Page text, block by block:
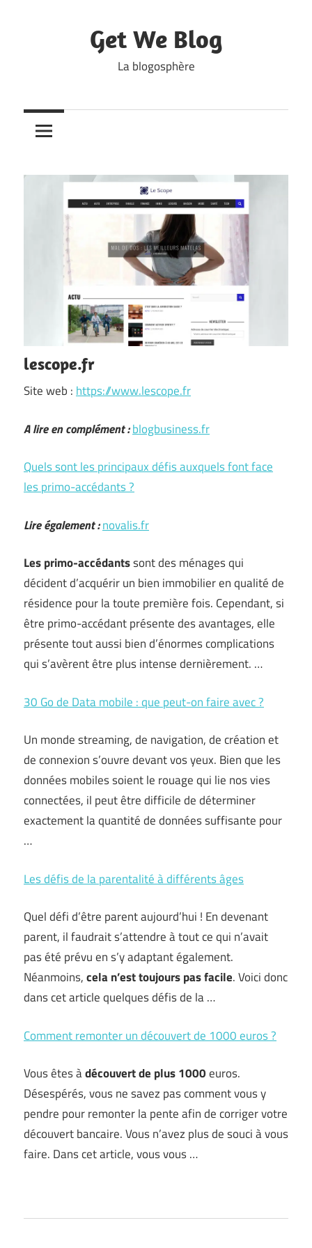
Get We Blog
La blogosphère
lescope.fr
Site web : https://www.lescope.fr
A lire en complément :blogbusiness.fr
Quels sont les principaux défis auxquels font face
les primo-accédants ?
Lire également :novalis.fr
Les primo-accédantssont des ménages qui
décident d’acquérir un bien immobilier en qualité de
résidence pour la toute première fois. Cependant, si
être primo-accédant présente des avantages, elle
présente tout aussi bien d’énormes complications
qui s’avèrent être plus intense dernièrement. …
30 Go de Data mobile : que peut-on faire avec ?
Un monde streaming, de navigation, de création et
de connexion s’ouvre devant vos yeux. Bien que les
données mobiles soient le rouage qui lie nos vies
connectées, il peut être difficile de déterminer
exactement la quantité de données suffisante pour
…
Les défis de la parentalité à différents âges
Quel défi d’être parent aujourd’hui ! En devenant
parent, il faudrait s’attendre à tout ce qui n’avait
pas été prévu en s’y adaptant également.
Néanmoins,cela n’est toujours pas facile. Voici donc
dans cet article quelques défis de la …
Comment remonter un découvert de 1000 euros ?
Vous êtes àdécouvert de plus 1000euros.
Désespérés, vous ne savez pas comment vous y
pendre pour remonter la pente afin de corriger votre
découvert bancaire. Vous n’avez plus de souci à vous
faire. Dans cet article, vous vous …